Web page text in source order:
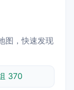
图，快速发现
370